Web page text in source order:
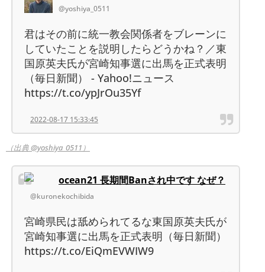
@yoshiya_0511
君はその前に統一教会関係者をブレーンに
していたことを説明したらどうかね？／東
国原英夫氏が宮崎知事選に出馬を正式表明
（毎日新聞） - Yahoo!ニュース
https://t.co/ypJrOu35Yf
2022-08-17 15:33:45
（出典 @yoshiya_0511）
ocean21 長期間Banされ中です なぜ？
@kuronekochibida
宮崎県民は舐められてるな東国原英夫氏が
宮崎知事選に出馬を正式表明（毎日新聞）
https://t.co/EiQmEVWIW9